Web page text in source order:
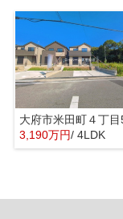
3,190万円/ 4LDK